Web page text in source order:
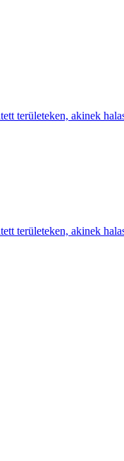
akinek
akinek